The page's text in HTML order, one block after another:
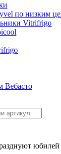
по низким
Vitrifrigo
Вебасто